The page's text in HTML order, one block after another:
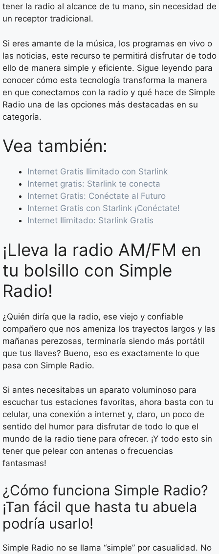
tener la radio al alcance de tu mano, sin necesidad de
un receptor tradicional.
Si eres amante de la música, los programas en vivo o
las noticias, este recurso te permitirá disfrutar de todo
ello de manera simple y eficiente. Sigue leyendo para
conocer cómo esta tecnología transforma la manera
en que conectamos con la radio y qué hace de Simple
Radio una de las opciones más destacadas en su
categoría.
Vea también:
Internet Gratis Ilimitado con Starlink
Internet gratis: Starlink te conecta
Internet Gratis: Conéctate al Futuro
Internet Gratis con Starlink ¡Conéctate!
Internet Ilimitado: Starlink Gratis
¡Lleva la radio AM/FM en
tu bolsillo con Simple
Radio!
¿Quién diría que la radio, ese viejo y confiable
compañero que nos ameniza los trayectos largos y las
mañanas perezosas, terminaría siendo más portátil
que tus llaves? Bueno, eso es exactamente lo que
pasa con Simple Radio.
Si antes necesitabas un aparato voluminoso para
escuchar tus estaciones favoritas, ahora basta con tu
celular, una conexión a internet y, claro, un poco de
sentido del humor para disfrutar de todo lo que el
mundo de la radio tiene para ofrecer. ¡Y todo esto sin
tener que pelear con antenas o frecuencias
fantasmas!
¿Cómo funciona Simple Radio?
¡Tan fácil que hasta tu abuela
podría usarlo!
Simple Radio no se llama “simple” por casualidad. No